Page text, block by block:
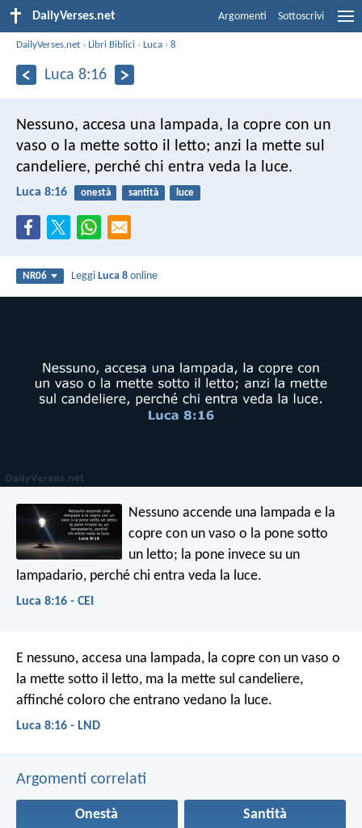
DailyVerses.net Argomenti Sottoscrivi
DailyVerses.net ›Libri Biblici ›Luca ›8
Luca 8:16
Nessuno, accesa una lampada, la copre con un
vaso o la mette sotto il letto; anzi la mette sul
candeliere, perché chi entra veda la luce.
Luca 8:16 onestà santità luce
NR06 LeggiLuca 8 online
Nessuno accende una lampada e la
copre con un vaso o la pone sotto
un letto; la pone invece su un
lampadario, perché chi entra veda la luce.
Luca 8:16 - CEI
E nessuno, accesa una lampada, la copre con un vaso o
la mette sotto il letto, ma la mette sul candeliere,
affinché coloro che entrano vedano la luce.
Luca 8:16 - LND
Argomenti correlati
Onestà Santità